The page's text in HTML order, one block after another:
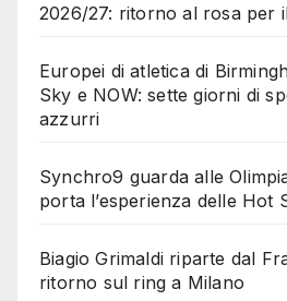
2026/27: ritorno al rosa per
Europei di atletica di
Sky e NOW: sette giorni di
azzurri
Synchro9 guarda alle
porta l’esperienza delle Hot
Biagio Grimaldi riparte dal
ritorno sul ring a Milano